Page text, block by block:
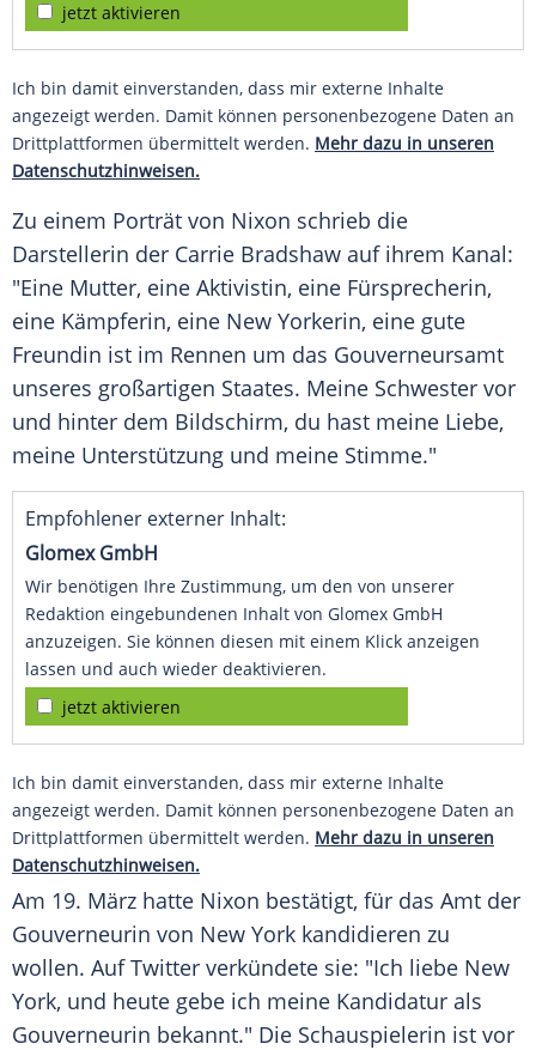
jetzt aktivieren
Ich bin damit einverstanden, dass mir externe Inhalte
angezeigt werden. Damit können personenbezogene Daten an
Drittplattformen übermittelt werden. Mehr dazu in unseren
Datenschutzhinweisen.
Zu einem Porträt von Nixon schrieb die
Darstellerin der Carrie Bradshaw auf ihrem Kanal:
"Eine Mutter, eine Aktivistin, eine Fürsprecherin,
eine Kämpferin, eine New Yorkerin, eine gute
Freundin ist im Rennen um das Gouverneursamt
unseres großartigen Staates. Meine Schwester vor
und hinter dem Bildschirm, du hast meine Liebe,
meine Unterstützung und meine Stimme."
Empfohlener externer Inhalt:
Glomex GmbH
Wir benötigen Ihre Zustimmung, um den von unserer
Redaktion eingebundenen Inhalt von Glomex GmbH
anzuzeigen. Sie können diesen mit einem Klick anzeigen
lassen und auch wieder deaktivieren.
jetzt aktivieren
Ich bin damit einverstanden, dass mir externe Inhalte
angezeigt werden. Damit können personenbezogene Daten an
Drittplattformen übermittelt werden. Mehr dazu in unseren
Datenschutzhinweisen.
Am 19. März hatte Nixon bestätigt, für das Amt der
Gouverneurin von New York kandidieren zu
wollen. AufTwitter verkündete sie: "Ich liebe New
York, und heute gebe ich meine Kandidatur als
Gouverneurin bekannt." Die Schauspielerin ist vor